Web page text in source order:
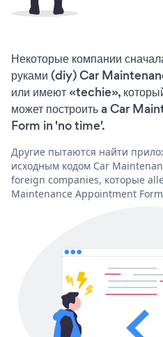
Некоторые компании
руками (diy) Car
или имеют «techie»,
может построить a Car
Form in 'no time'.
Другие пытаются найти
исходным кодом Car
foreign companies, которые
Maintenance Appointment